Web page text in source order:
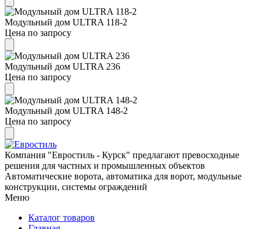
Модульный дом ULTRA 118-2
Цена по запросу
Модульный дом ULTRA 236
Цена по запросу
Модульный дом ULTRA 148-2
Цена по запросу
Компания "Евростиль - Курск" предлагают превосходные
решения для частных и промышленных объектов
Автоматические ворота, автоматика для ворот, модульные
конструкции, системы ограждений
Меню
Каталог товаров